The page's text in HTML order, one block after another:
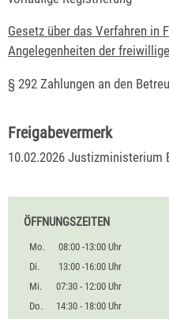
Gesetz über das Verfahren in
Angelegenheiten der
§ 292 Zahlungen an den
Freigabevermerk
10.02.2026 Justizministerium
ÖFFNUNGSZEITEN
Mo.
08:00 -13:00 Uhr
Di.
13:00 -16:00 Uhr
Mi.
07:30 - 12:00 Uhr
Do.
14:30 - 18:00 Uhr